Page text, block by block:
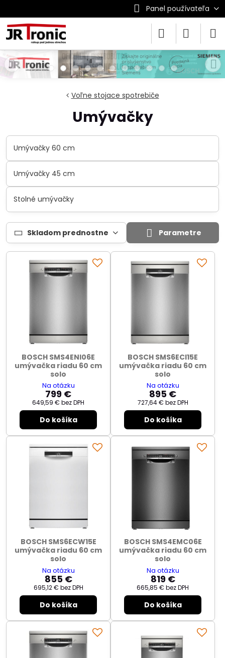
Panel používateľa
Voľne stojace spotrebiče
Umývačky
Umývačky 60 cm
Umývačky 45 cm
Stolné umývačky
Skladom prednostne Parametre
BOSCH SMS4ENI06E
umývačka riadu 60 cm
solo
Na otázku
799 €
649,59 € bez DPH
Do košíka
BOSCH SMS6ECI15E
umývačka riadu 60 cm
solo
Na otázku
895 €
727,64 € bez DPH
Do košíka
BOSCH SMS6ECW15E
umývačka riadu 60 cm
solo
Na otázku
855 €
695,12 € bez DPH
Do košíka
BOSCH SMS4EMC06E
umývačka riadu 60 cm
solo
Na otázku
819 €
665,85 € bez DPH
Do košíka